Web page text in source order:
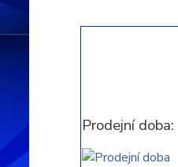
Prodejní doba: